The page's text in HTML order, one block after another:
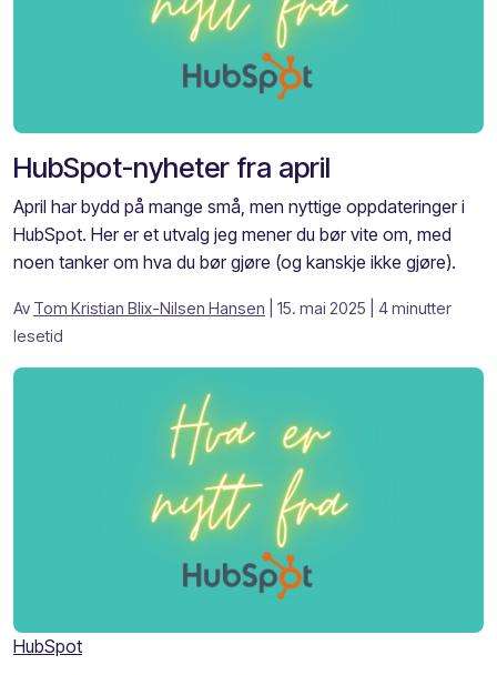
HubSpot-nyheter fra april
April har bydd på mange små, men nyttige oppdateringer i
HubSpot. Her er et utvalg jeg mener du bør vite om, med
noen tanker om hva du bør gjøre (og kanskje ikke gjøre).
Av Tom Kristian Blix-Nilsen Hansen | 15. mai 2025
| 4 minutter
lesetid
HubSpot